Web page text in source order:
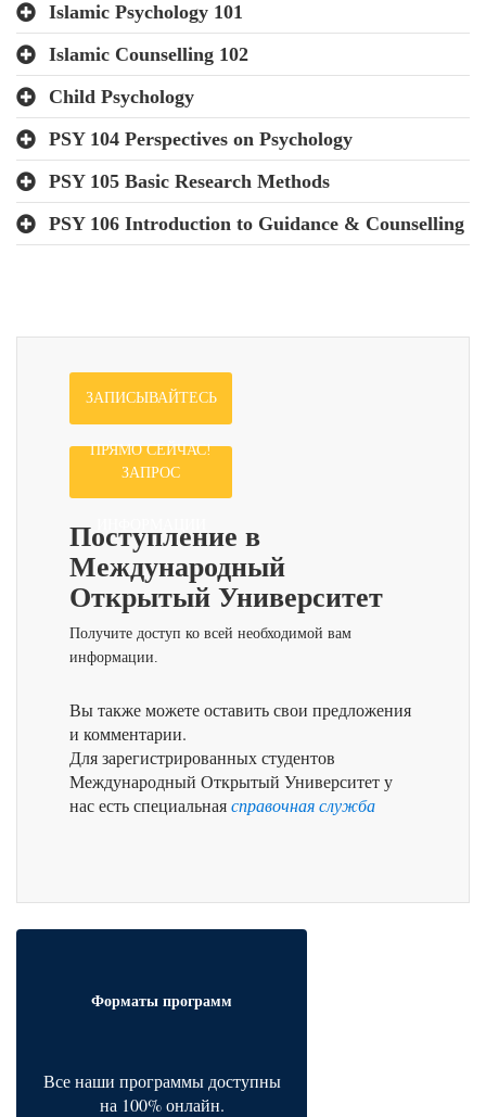
Islamic Psychology 101
Islamic Counselling 102
Child Psychology
PSY 104 Perspectives on Psychology
PSY 105 Basic Research Methods
PSY 106 Introduction to Guidance & Counselling
ЗАПИСЫВАЙТЕСЬ
ПРЯМО СЕЙЧАС!
ЗАПРОС
Поступление в
Международный
Открытый Университет
Получите доступ ко всей необходимой вам
информации.
Вы также можете оставить свои предложения
и комментарии.
Для зарегистрированных студентов
Международный Открытый Университет у
нас есть специальнаясправочная служба
Форматы программ
Все наши программы доступны
на 100% онлайн.